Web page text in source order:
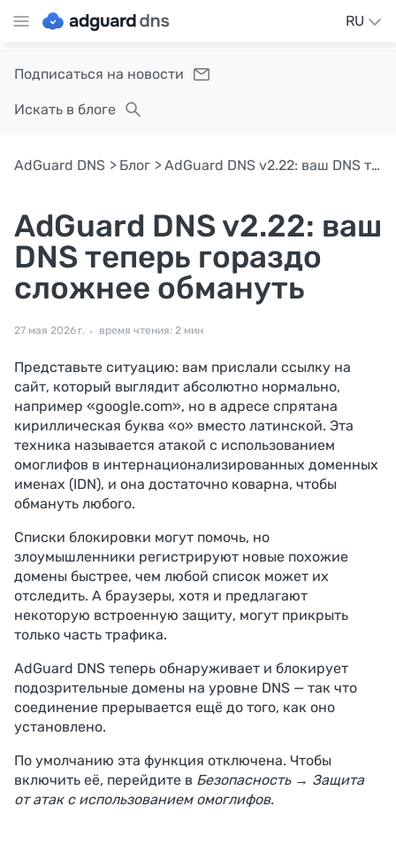
RU
Подписаться на новости
Искать в блоге
AdGuard DNS Блог AdGuard DNS v2.22: ваш DNS теперь гораздо сложнее обмануть
AdGuard DNS v2.22: ваш
DNS теперь гораздо
сложнее обмануть
27 мая 2026 г. время чтения: 2 мин
Представьте ситуацию: вам прислали ссылку на
сайт, который выглядит абсолютно нормально,
например «google.com», но в адресе спрятана
кириллическая буква «о» вместо латинской. Эта
техника называется атакой с использованием
омоглифов в интернационализированных доменных
именах (IDN), и она достаточно коварна, чтобы
обмануть любого.
Списки блокировки могут помочь, но
злоумышленники регистрируют новые похожие
домены быстрее, чем любой список может их
отследить. А браузеры, хотя и предлагают
некоторую встроенную защиту, могут прикрыть
только часть трафика.
AdGuard DNS теперь обнаруживает и блокирует
подозрительные домены на уровне DNS — так что
соединение прерывается ещё до того, как оно
установлено.
По умолчанию эта функция отключена. Чтобы
включить её, перейдите в Безопасность→ Защита
от атак с использованием омоглифов.